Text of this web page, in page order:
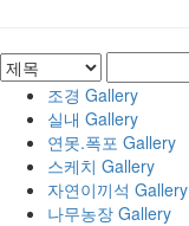
조경 Gallery
실내 Gallery
연못.폭포 Gallery
스케치 Gallery
자연이끼석 Gallery
나무농장 Gallery